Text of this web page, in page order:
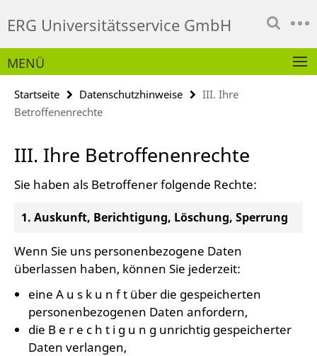
direkt
Inhalt
ERG Universitätsservice GmbH
Service-
Navigation
MENÜ
Startseite Datenschutzhinweise
III. Ihre
Betroffenenrechte
III. Ihre Betroffenenrechte
Sie haben als Betroffener folgende Rechte:
1. Auskunft, Berichtigung, Löschung, Sperrung
Wenn Sie uns personenbezogene Daten
überlassen haben, können Sie jederzeit:
eine A u s k u n f t über die gespeicherten
personenbezogenen Daten anfordern,
die B e r e c h t i g u n g unrichtig gespeicherter
Daten verlangen,